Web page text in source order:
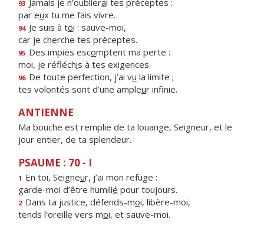
93 Jamais je n’oublierai tes préceptes :
par eux tu me fais vivre.
94 Je suis à toi : sauve-moi,
car je cherche tes préceptes.
95 Des impies escomptent ma perte :
moi, je réfléchis à tes exigences.
96 De toute perfection, j’ai vu la limite ;
tes volontés sont d’une ampleur infinie.
ANTIENNE
Ma bouche est remplie de ta louange, Seigneur, et le
jour entier, de ta splendeur.
PSAUME : 70 - I
1 En toi, Seigneur, j’ai mon refuge :
garde-moi d’être humilié pour toujours.
2 Dans ta justice, défends-moi, libère-moi,
tends l’oreille vers moi, et sauve-moi.